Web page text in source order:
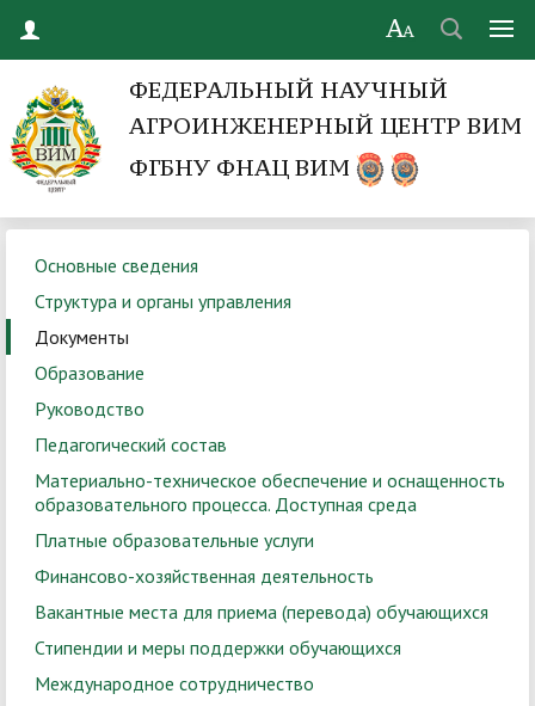
ФЕДЕРАЛЬНЫЙ НАУЧНЫЙ
АГРОИНЖЕНЕРНЫЙ ЦЕНТР ВИМ
ФГБНУ ФНАЦ ВИМ
Основные сведения
Структура и органы управления
Документы
Образование
Руководство
Педагогический состав
Материально-техническое обеспечение и оснащенность
образовательного процесса. Доступная среда
Платные образовательные услуги
Финансово-хозяйственная деятельность
Вакантные места для приема (перевода) обучающихся
Стипендии и меры поддержки обучающихся
Международное сотрудничество